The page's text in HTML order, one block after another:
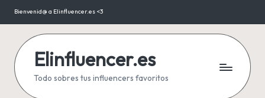
Saltar
contenido
Bienvenid@ a Elinfluencer.es <3
Elinfluencer.es
Todo sobres tus influencers favoritos